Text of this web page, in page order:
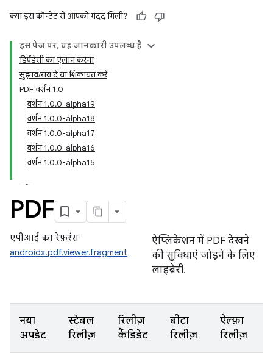
क्या इस कॉन्टेंट से आपको मदद मिली?
इस पेज पर, यह जानकारी उपलब्ध है
डिपेंडेंसी का एलान करना
सुझाव/राय दें या शिकायत करें
PDF वर्शन 1.0
वर्शन 1.0.0-alpha19
वर्शन 1.0.0-alpha18
वर्शन 1.0.0-alpha17
वर्शन 1.0.0-alpha16
वर्शन 1.0.0-alpha15
PDF
एपीआई का रेफ़रंस
androidx.pdf.viewer.fragment
ऐप्लिकेशन में PDF देखने
की सुविधाएं जोड़ने के लिए
लाइब्रेरी.
नया
अपडेट
स्टेबल
रिलीज़
रिलीज़
कैंडिडेट
बीटा
रिलीज़
ऐल्फ़ा
रिलीज़